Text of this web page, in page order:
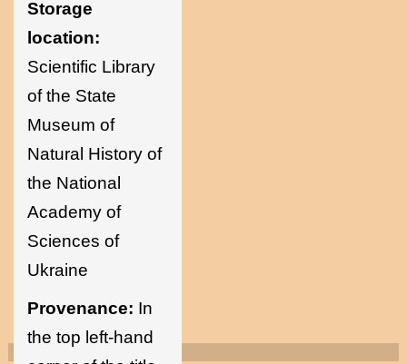
Storage
location:
Scientific Library
of the State
Museum of
Natural History of
the National
Academy of
Sciences of
Ukraine
Provenance: In
the top left-hand